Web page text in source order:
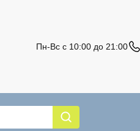
Пн-Вс с 10:00 до 21:00